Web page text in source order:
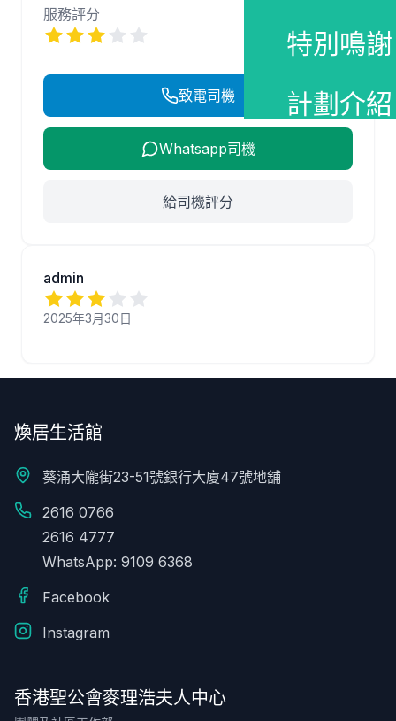
特別鳴謝
計劃介紹
服務評分
致電司機
Whatsapp司機
給司機評分
admin
2025年3月30日
煥居生活館
葵涌大隴街23-51號銀行大廈47號地舖
2616 0766
2616 4777
WhatsApp: 9109 6368
Facebook
Instagram
香港聖公會麥理浩夫人中心